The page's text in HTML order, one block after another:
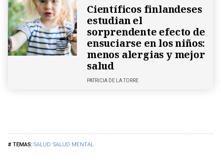
SALUD SALUD MENTAL
Científicos finlandeses
estudian el
sorprendente efecto de
ensuciarse en los niños:
menos alergias y mejor
salud
PATRICIA DE LA TORRE